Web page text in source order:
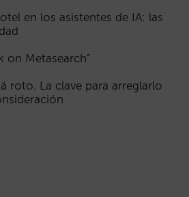
en los asistentes de IA: las
on Metasearch”
roto. La clave para arreglarlo